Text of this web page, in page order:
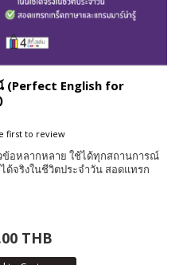
(Perfect English for
first to review
อหลากหลาย ใช้ได้ทุกสถานการณ์
ด้จริงในชีวิตประจำวัน สอดแทรก
THB